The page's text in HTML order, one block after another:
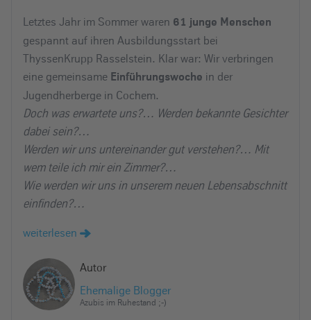
Letztes Jahr im Sommer waren 61 junge Menschen
gespannt auf ihren Ausbildungsstart bei
ThyssenKrupp Rasselstein. Klar war: Wir verbringen
eine gemeinsame Einführungswoche in der
Jugendherberge in Cochem.
Doch was erwartete uns?… Werden bekannte Gesichter
dabei sein?…
Werden wir uns untereinander gut verstehen?… Mit
wem teile ich mir ein Zimmer?…
Wie werden wir uns in unserem neuen Lebensabschnitt
einfinden?…
weiterlesen
Autor
Ehemalige Blogger
Azubis im Ruhestand ;-)